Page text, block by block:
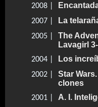
2008 |
2007 | La
2005 |
The
Lavagirl
2004 | Los
2002 |
Star
clones
2001 | A. I.